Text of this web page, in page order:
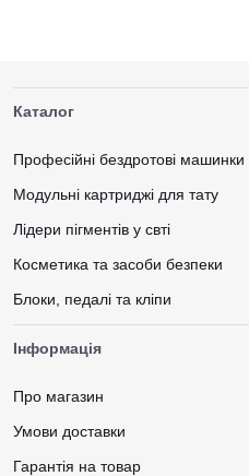
Каталог
Професійні бездротові машинки
Модульні картриджі для тату
Лідери пігментів у свті
Косметика та засоби безпеки
Блоки, педалі та кліпи
Інформація
Про магазин
Умови доставки
Гарантія на товар